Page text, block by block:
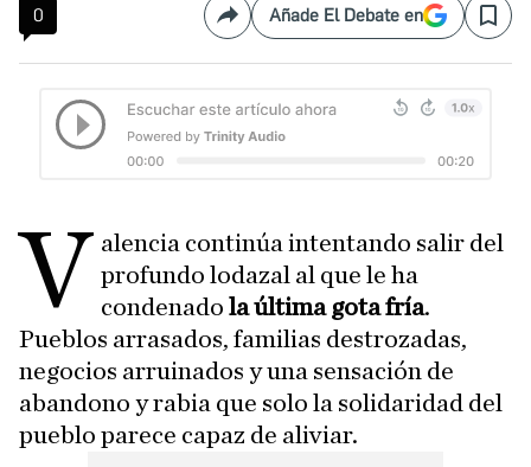
0 CompartirAñade El Debate en Save
V alencia continúa intentando salir del
profundo lodazal al que le ha
condenadola última gota fría.
Pueblos arrasados, familias destrozadas,
negocios arruinados y una sensación de
abandono y rabia que solo la solidaridad del
pueblo parece capaz de aliviar.